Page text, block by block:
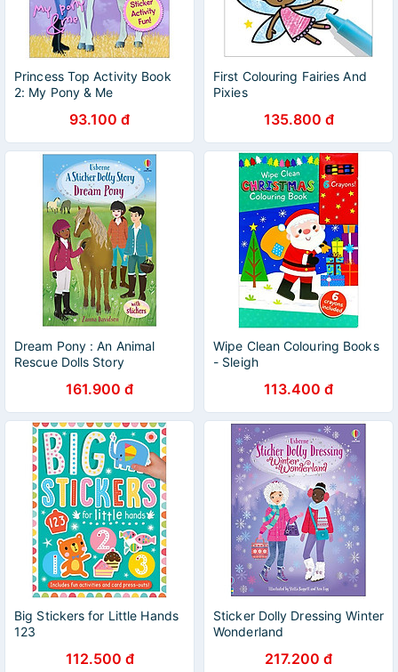
Princess Top Activity Book
2: My Pony & Me
93.100 đ
First Colouring Fairies And
Pixies
135.800 đ
Dream Pony : An Animal
Rescue Dolls Story
161.900 đ
Wipe Clean Colouring Books
- Sleigh
113.400 đ
Big Stickers for Little Hands
123
112.500 đ
Sticker Dolly Dressing Winter
Wonderland
217.200 đ